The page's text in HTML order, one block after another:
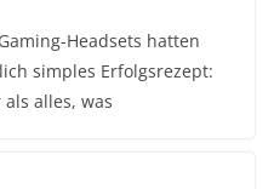
Headsets hatten
simples Erfolgsrezept:
alles, was